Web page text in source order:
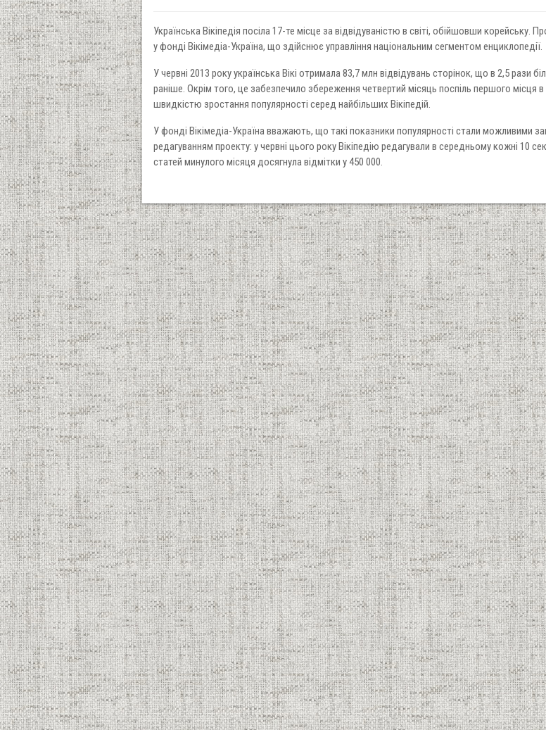
Українська Вікіпедія посіла 17-те місце за відвідуваністю в світі, обійшовши корейську.
у фонді Вікімедіа-Україна, що здійснює управління національним сегментом енциклопедії.
У червні 2013 року українська Вікі отримала 83,7 млн відвідувань сторінок, що в 2,5 рази
раніше. Окрім того, це забезпечило збереження четвертий місяць поспіль першого місця в
швидкістю зростання популярності серед найбільших Вікіпедій.
У фонді Вікімедіа-Україна вважають, що такі показники популярності стали можливими
редагуванням проекту: у червні цього року Вікіпедію редагували в середньому кожні 10
статей минулого місяця досягнула відмітки у 450 000.